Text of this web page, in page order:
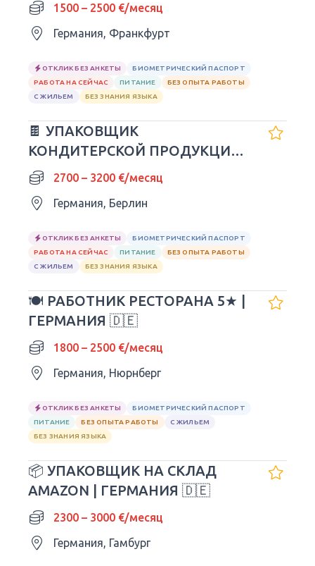
1500 – 2500 €/месяц
Германия, Франкфурт
ОТКЛИК БЕЗ АНКЕТЫ
БИОМЕТРИЧЕСКИЙ ПАСПОРТ
РАБОТА НА СЕЙЧАС
ПИТАНИЕ
БЕЗ ОПЫТА РАБОТЫ
С ЖИЛЬЕМ
БЕЗ ЗНАНИЯ ЯЗЫКА
🍫 УПАКОВЩИК
КОНДИТЕРСКОЙ ПРОДУКЦИИ
SNICKERS | ГЕРМАНИЯ 🇩🇪
2700 – 3200 €/месяц
Германия, Берлин
ОТКЛИК БЕЗ АНКЕТЫ
БИОМЕТРИЧЕСКИЙ ПАСПОРТ
РАБОТА НА СЕЙЧАС
ПИТАНИЕ
БЕЗ ОПЫТА РАБОТЫ
С ЖИЛЬЕМ
БЕЗ ЗНАНИЯ ЯЗЫКА
🍽 РАБОТНИК РЕСТОРАНА 5★ |
ГЕРМАНИЯ 🇩🇪
1800 – 2500 €/месяц
Германия, Нюрнберг
ОТКЛИК БЕЗ АНКЕТЫ
БИОМЕТРИЧЕСКИЙ ПАСПОРТ
ПИТАНИЕ
БЕЗ ОПЫТА РАБОТЫ
С ЖИЛЬЕМ
БЕЗ ЗНАНИЯ ЯЗЫКА
📦 УПАКОВЩИК НА СКЛАД
AMAZON | ГЕРМАНИЯ 🇩🇪
2300 – 3000 €/месяц
Германия, Гамбург